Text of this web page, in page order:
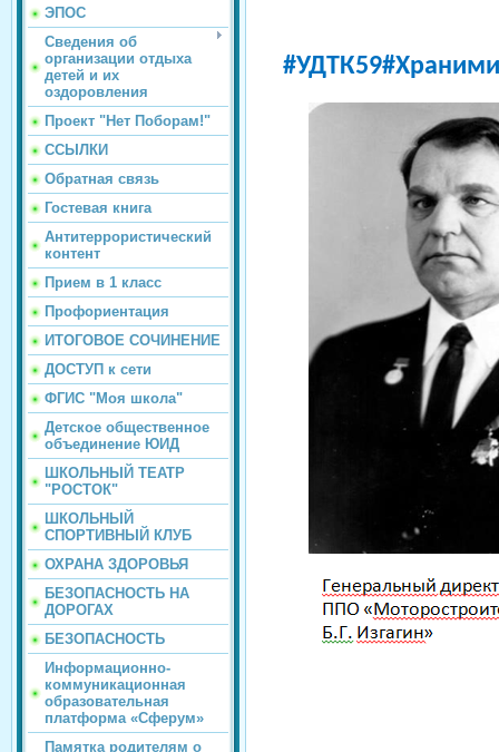
ЭПОС
Сведения об
организации отдыха
детей и их
оздоровления
Проект "Нет Поборам!"
ССЫЛКИ
Обратная связь
Гостевая книга
Антитеррористический
контент
Прием в 1 класс
Профориентация
ИТОГОВОЕ СОЧИНЕНИЕ
ДОСТУП к сети
ФГИС "Моя школа"
Детское общественное
объединение ЮИД
ШКОЛЬНЫЙ ТЕАТР
"РОСТОК"
ШКОЛЬНЫЙ
СПОРТИВНЫЙ КЛУБ
ОХРАНА ЗДОРОВЬЯ
БЕЗОПАСНОСТЬ НА
ДОРОГАХ
БЕЗОПАСНОСТЬ
Информационно-
коммуникационная
образовательная
платформа «Сферум»
Памятка родителям о